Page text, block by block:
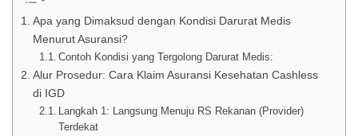
Apa yang Dimaksud dengan Kondisi Darurat Medis
Menurut Asuransi?
Contoh Kondisi yang Tergolong Darurat Medis:
Alur Prosedur: Cara Klaim Asuransi Kesehatan Cashless
di IGD
Langkah 1: Langsung Menuju RS Rekanan (Provider)
Terdekat